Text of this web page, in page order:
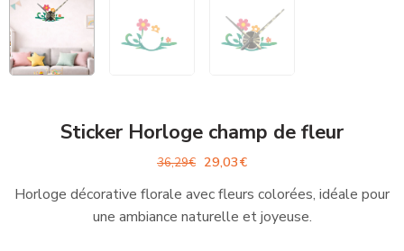
Sticker Horloge champ de fleur
36,29€ 29,03€
Horloge décorative florale avec fleurs colorées, idéale pour
une ambiance naturelle et joyeuse.